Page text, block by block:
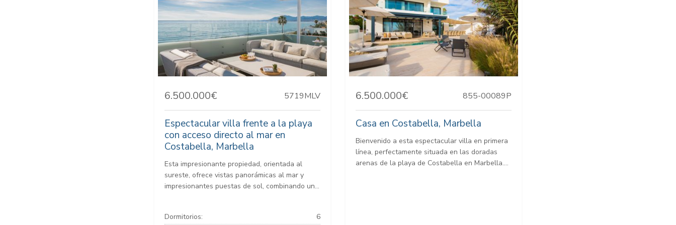
6.500.000€ 5719MLV
Espectacular villa frente a la playa
con acceso directo al mar en
Costabella, Marbella
Esta impresionante propiedad, orientada al
sureste, ofrece vistas panorámicas al mar y
impresionantes puestas de sol, combinando un...
Dormitorios: 6
6.500.000€ 855-00089P
Casa en Costabella, Marbella
Bienvenido a esta espectacular villa en primera
línea, perfectamente situada en las doradas
arenas de la playa de Costabella en Marbella....